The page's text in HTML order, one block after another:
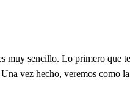
sencillo. Lo primero que
vez hecho, veremos como